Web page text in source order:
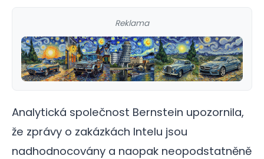
Reklama
Analytická společnost Bernstein upozornila,
že zprávy o zakázkách Intelu jsou
nadhodnocovány a naopak neopodstatněně